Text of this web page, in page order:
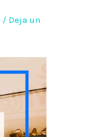
/ Deja un